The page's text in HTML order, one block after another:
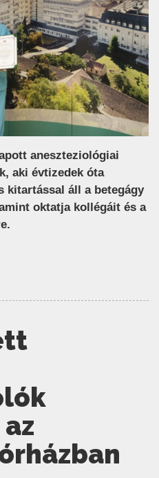
aneszteziológiai
aki évtizedek óta
kitartással áll a betegágy
oktatja kollégáit és a